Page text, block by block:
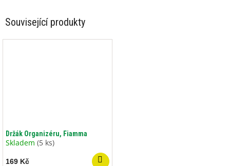
Související produkty
Držák Organizéru, Fiamma
Skladem (5 ks)
169 Kč